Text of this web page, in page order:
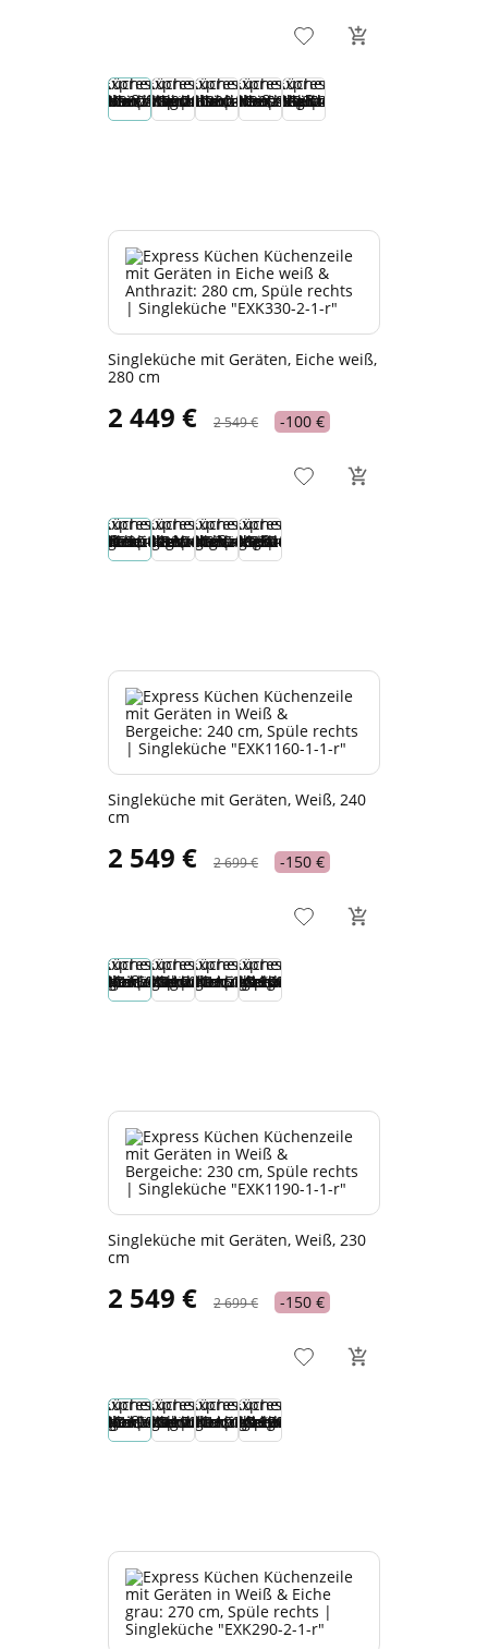
Singleküche mit Geräten, Eiche weiß,
280 cm
2 449 € 2 549 € -100 €
Singleküche mit Geräten, Weiß, 240
cm
2 549 € 2 699 € -150 €
Singleküche mit Geräten, Weiß, 230
cm
2 549 € 2 699 € -150 €